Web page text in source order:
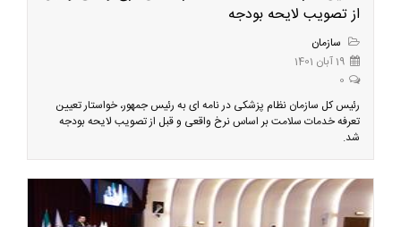
از تصویب لایحه بودجه
سازمان
19 آبان 1401
0
رئیس کل سازمان نظام پزشکی در نامه ای به رئیس جمهور، خواستار تعیین
تعرفه خدمات سلامت بر اساس نرخ واقعی و قبل از تصویب لایحه بودجه
شد.